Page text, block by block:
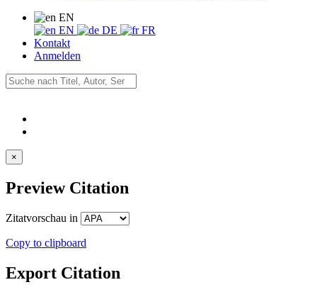
EN
EN
DE
FR
Kontakt
Anmelden
×
Preview Citation
Zitatvorschau in
Copy to clipboard
Export Citation